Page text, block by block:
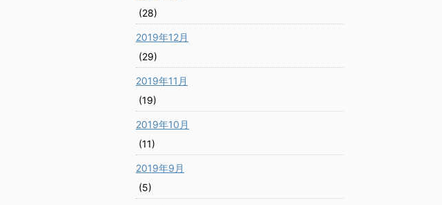
(28)
2019年12月
(29)
2019年11月
(19)
2019年10月
(11)
2019年9月
(5)